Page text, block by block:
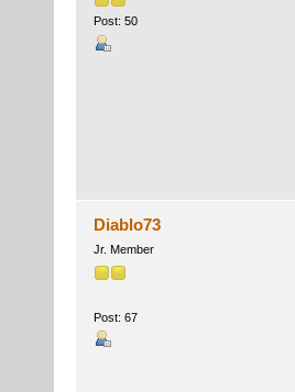
Post: 50
Diablo73
Jr. Member
Post: 67